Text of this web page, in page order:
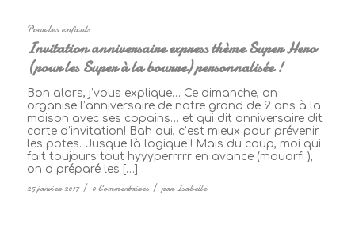
Pour les enfants
Invitation anniversaire express thème Super Hero
(pour les Super à la bourre) personnalisée !
Bon alors, j’vous explique… Ce dimanche, on
organise l’anniversaire de notre grand de 9 ans à la
maison avec ses copains… et qui dit anniversaire dit
carte d’invitation! Bah oui, c’est mieux pour prévenir
les potes. Jusque là logique ! Mais du coup, moi qui
fait toujours tout hyyyperrrrr en avance (mouarf! ),
on a préparé les […]
25 janvier 2017 / 0 Commentaires / par Isabelle